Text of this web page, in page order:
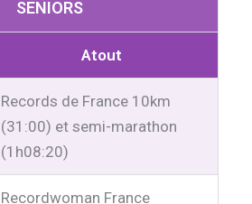
SENIORS
Atout
Records de France 10km
(31:00) et semi-marathon
(1h08:20)
Recordwoman France